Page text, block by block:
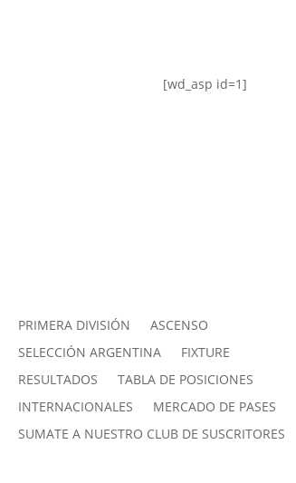
[wd_asp id=1]
PRIMERA DIVISIÓN
ASCENSO
SELECCIÓN ARGENTINA
FIXTURE
RESULTADOS
TABLA DE POSICIONES
INTERNACIONALES
MERCADO DE PASES
SUMATE A NUESTRO CLUB DE SUSCRITORES